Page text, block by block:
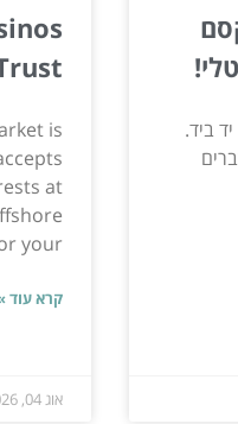
ביד.
is
at
your...
קרא עוד
אוג 04, 2026